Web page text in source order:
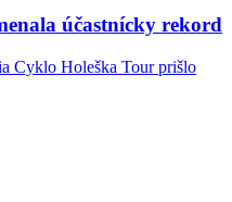
účastnícky rekord
Cyklo Holeška Tour prišlo